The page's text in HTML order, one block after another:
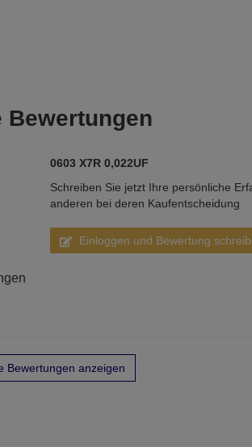
Bewertungen
0603 X7R 0,022UF
Schreiben Sie jetzt Ihre persönliche
anderen bei deren Kaufentscheidung
Einloggen und Bewertung
Bewertungen anzeigen